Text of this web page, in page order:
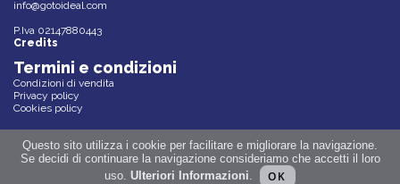
info@gotoideal.com
P.Iva 02147880443
Credits
Termini e condizioni
Condizioni di vendita
Privacy policy
Cookies policy
Questo sito utilizza i cookie per facilitare e migliorare la navigazione.
Se decidi di continuare la navigazione consideriamo che accetti il loro
uso. Ulteriori Informazioni